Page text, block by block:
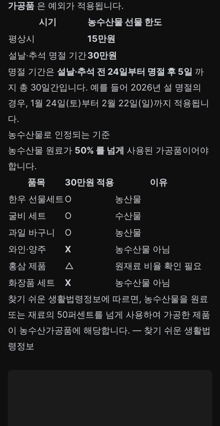
가공품 은 예외가 적용됩니다.
시기
농수산물 선물 한도
평상시
15만원
설날·추석 명절 기간30만원
명절 기간은 설날·추석 전 24일부터 명절 후 5일 까
지 총 30일간입니다. 예를 들어 2026년 설 명절의
경우, 1월 24일(토)부터 2월 22일(일)까지 적용됩니
다.
농수산물로 인정되는 기준
농수산물 원료가 50% 를 넘게 사용된 가공품이어야
합니다.
품목
30만원 적용
이유
한우 선물세트O
농산물
굴비 세트
O
수산물
과일 바구니
O
농산물
와인·양주
X
농수산물 아님
홍삼 제품
△
원재료 비율 확인 필요
화장품 세트
X
농수산물 아님
찾기 쉬운 생활법령정보에 따르면, 농수산물을 원료
또는 재료의 50퍼센트를 넘게 사용하여 가공한 제품
이 농수산가공품에 해당합니다. — 찾기 쉬운 생활법
령정보